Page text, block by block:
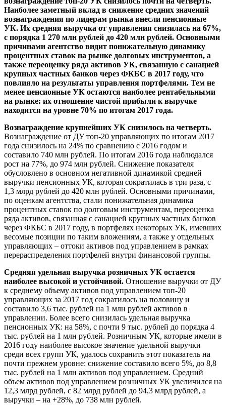
Наиболее заметный вклад в снижение средних значений
вознаграждения по лидерам рынка внесли пенсионные
УК. Их средняя выручка от управления снизилась на 67%,
с порядка 1 270 млн рублей до 420 млн рублей. Основными
причинами агентство видит понижательную динамику
процентных ставок на рынке долговых инструментов, а
также переоценку ряда активов УК, связанную с санацией
крупных частных банков через ФКБС в 2017 году, что
повлияло на результаты управления портфелями. Тем не
менее пенсионные УК остаются наиболее рентабельными
на рынке: их отношение чистой прибыли к выручке
находится на уровне 70% по итогам 2017 года.
Вознаграждение крупнейших УК снизилось на четверть.
Вознаграждение от ДУ топ-20 управляющих по итогам 2017
года снизилось на 24% по сравнению с 2016 годом и
составило 740 млн рублей. По итогам 2016 года наблюдался
рост на 77%, до 974 млн рублей. Снижение показателя
обусловлено в основном негативной динамикой средней
выручки пенсионных УК, которая сократилась в три раза, с
1,3 млрд рублей до 420 млн рублей. Основными причинами,
по оценкам агентства, стали понижательная динамика
процентных ставок по долговым инструментам, переоценка
ряда активов, связанная с санацией крупных частных банков
через ФКБС в 2017 году, в портфелях некоторых УК, имевших
весомые позиции по таким вложениям, а также у отдельных
управляющих – оттоки активов под управлением в рамках
перераспределения портфелей внутри финансовой группы.
Средняя удельная выручка розничных УК остается
наиболее высокой и устойчивой. Отношение выручки от ДУ
к среднему объему активов под управлением топ-20
управляющих за 2017 год сократилось на половину и
составило 3,6 тыс. рублей на 1 млн рублей активов в
управлении. Более всего снизилась удельная выручка
пенсионных УК: на 58%, с почти 9 тыс. рублей до порядка 4
тыс. рублей на 1 млн рублей. Розничным УК, которые имели в
2016 году наиболее высокое значение удельной выручки
среди всех групп УК, удалось сохранить этот показатель на
почти прежнем уровне: снижение составило всего 5%, до 8,8
тыс. рублей на 1 млн активов под управлением. Средний
объем активов под управлением розничных УК увеличился на
12,3 млрд рублей, с 82 млрд рублей до 94,3 млрд рублей, а
выручки – на +28%, до 738 млн рублей.